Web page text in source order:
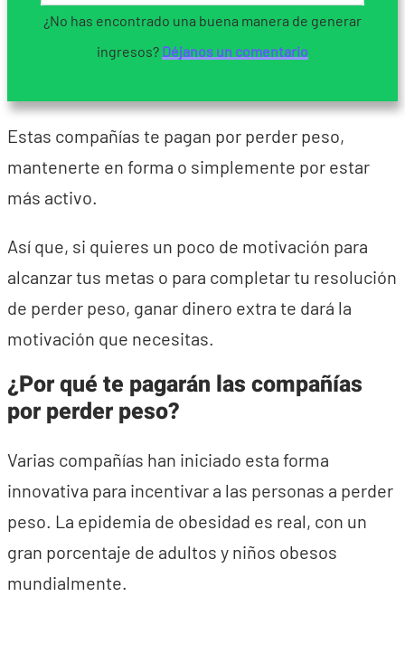
¿No has encontrado una buena manera de generar
ingresos? Déjanos un comentario
Estas compañías te pagan por perder peso,
mantenerte en forma o simplemente por estar
más activo.
Así que, si quieres un poco de motivación para
alcanzar tus metas o para completar tu resolución
de perder peso, ganar dinero extra te dará la
motivación que necesitas.
¿Por qué te pagarán las compañías
por perder peso?
Varias compañías han iniciado esta forma
innovativa para incentivar a las personas a perder
peso. La epidemia de obesidad es real, con un
gran porcentaje de adultos y niños obesos
mundialmente.